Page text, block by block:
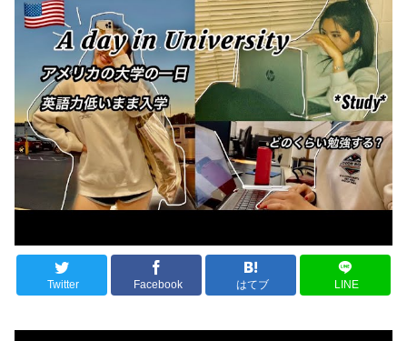
Twitter Facebook はてブ LINE